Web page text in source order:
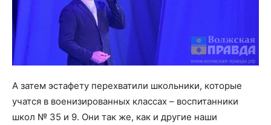
А затем эстафету перехватили школьники, которые
учатся в военизированных классах – воспитанники
школ № 35 и 9. Они так же, как и другие наши